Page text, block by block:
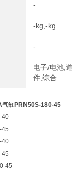
-
-kg,-kg
-
电子/电池,
件,综合
气缸PRN50S-180-45
40
45
40
45
45